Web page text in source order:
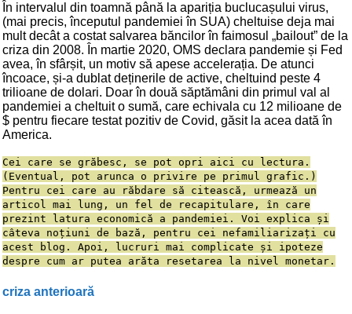
În intervalul din toamnă până la apariția buclucașului virus,
(mai precis, începutul pandemiei în SUA) cheltuise deja mai
mult decât a costat salvarea băncilor în faimosul „bailout” de la
criza din 2008. În martie 2020, OMS declara pandemie și Fed
avea, în sfârșit, un motiv să apese accelerația. De atunci
încoace, și-a dublat deținerile de active, cheltuind peste 4
trilioane de dolari. Doar în două săptămâni din primul val al
pandemiei a cheltuit o sumă, care echivala cu 12 milioane de
$ pentru fiecare testat pozitiv de Covid, găsit la acea dată în
America.
Cei care se grăbesc, se pot opri aici cu lectura.
(Eventual, pot arunca o privire pe primul grafic.)
Pentru cei care au răbdare să citească, urmează un
articol mai lung, un fel de recapitulare, în care
prezint latura economică a pandemiei. Voi explica și
câteva noțiuni de bază, pentru cei nefamiliarizați cu
acest blog. Apoi, lucruri mai complicate și ipoteze
despre cum ar putea arăta resetarea la nivel monetar.
criza anterioară